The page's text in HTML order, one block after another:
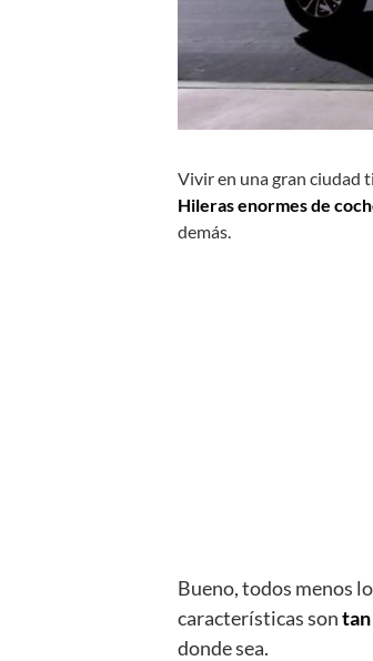
Vivir en una gran ciudad
Hileras enormes de
demás.
Bueno, todos menos
características son
donde sea.